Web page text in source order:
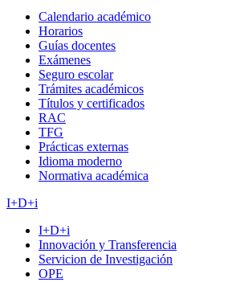
Calendario académico
Horarios
Guías docentes
Exámenes
Seguro escolar
Trámites académicos
Títulos y certificados
RAC
TFG
Prácticas externas
Idioma moderno
Normativa académica
I+D+i
I+D+i
Innovación y Transferencia
Servicion de Investigación
OPE